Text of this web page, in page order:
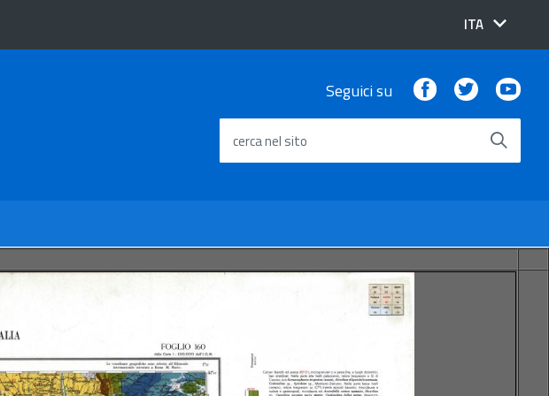
lingua
ITA
Seguici su FacebookTwitter
cerca nel sito